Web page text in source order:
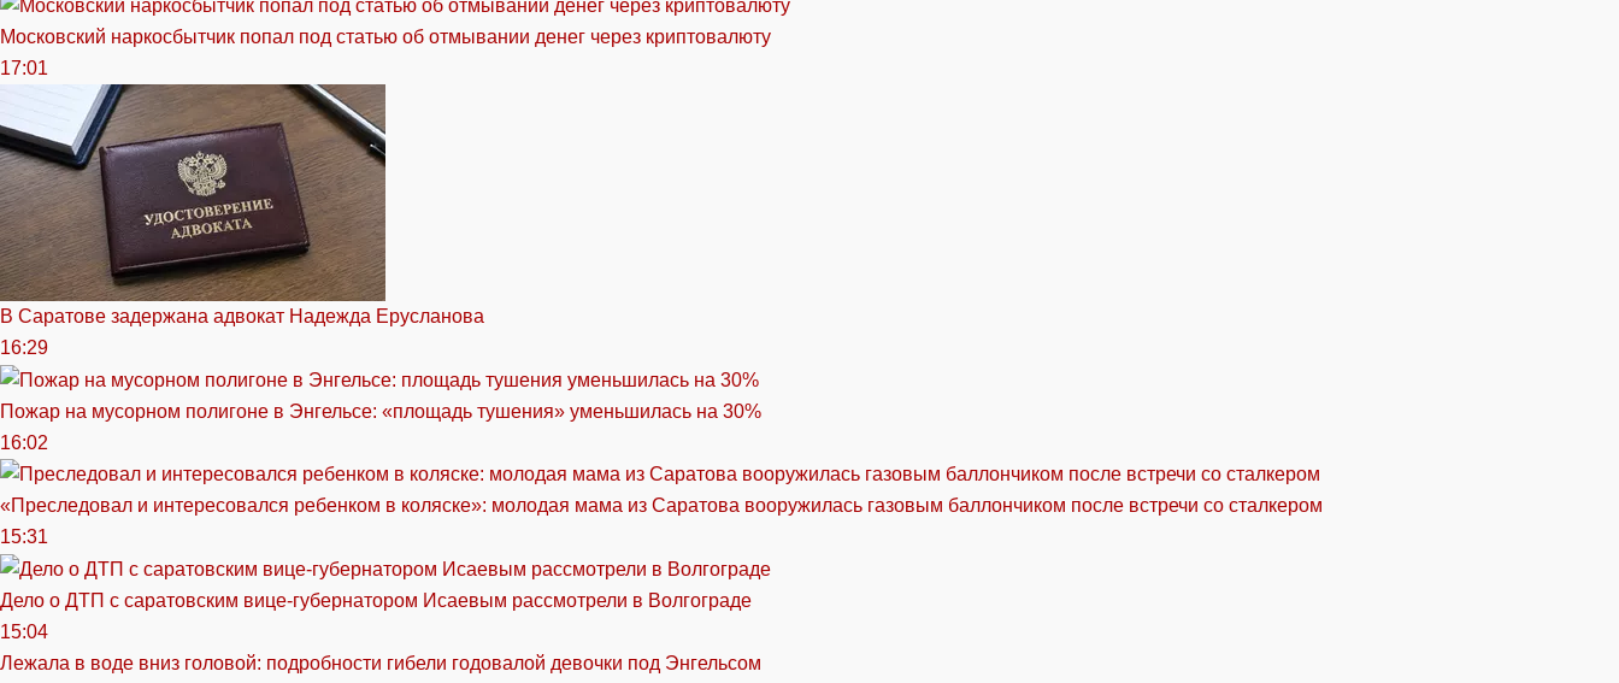
Московский наркосбытчик попал под статью об отмывании денег через криптовалюту
17:01
В Саратове задержана адвокат Надежда Ерусланова
16:29
Пожар на мусорном полигоне в Энгельсе: «площадь тушения» уменьшилась на 30%
16:02
«Преследовал и интересовался ребенком в коляске»: молодая мама из Саратова вооружилась газовым баллончиком после встречи со сталкером
15:31
Дело о ДТП с саратовским вице-губернатором Исаевым рассмотрели в Волгограде
15:04
Лежала в воде вниз головой: подробности гибели годовалой девочки под Энгельсом